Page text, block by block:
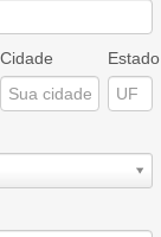
Cidade Estado